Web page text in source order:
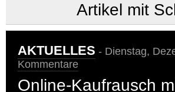
Artikel mit
AKTUELLES - Dienstag,
Kommentare
Online-Kaufrausch